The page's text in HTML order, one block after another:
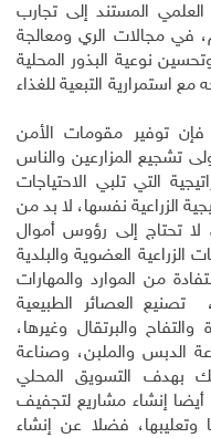
المستند إلى تجارب
في مجالات الري ومعالجة
نوعية البذور المحلية
استمرارية التبعية للغذاء
فإن توفير مقومات الأمن
تشجيع المزارعين والناس
التي تلبي الاحتياجات
الزراعية نفسها، لا بد من
لا تحتاج إلى رؤوس أموال
الزراعية العضوية والبلدية
من الموارد والمهارات
تصنيع العصائر الطبيعية
والبرتقال وغيرها،
الدبس والملبن، وصناعة
بهدف التسويق المحلي
أيضا إنشاء مشاريع لتجفيف
وتعليبها، فضلا عن إنشاء